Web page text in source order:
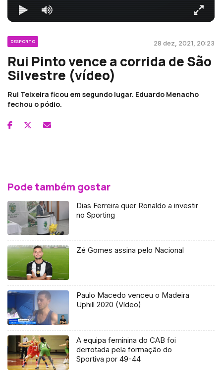
DESPORTO 28 dez, 2021, 20:23
Rui Pinto vence a corrida de São
Silvestre (vídeo)
Rui Teixeira ficou em segundo lugar. Eduardo Menacho
fechou o pódio.
Pode também gostar
Dias Ferreira quer Ronaldo a investir
no Sporting
Zé Gomes assina pelo Nacional
Paulo Macedo venceu o Madeira
Uphill 2020 (Vídeo)
A equipa feminina do CAB foi
derrotada pela formação do
Sportiva por 49-44